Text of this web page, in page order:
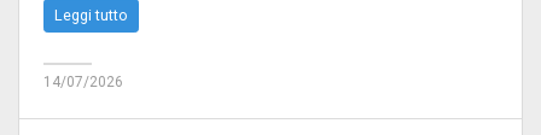
Leggi tutto
14/07/2026